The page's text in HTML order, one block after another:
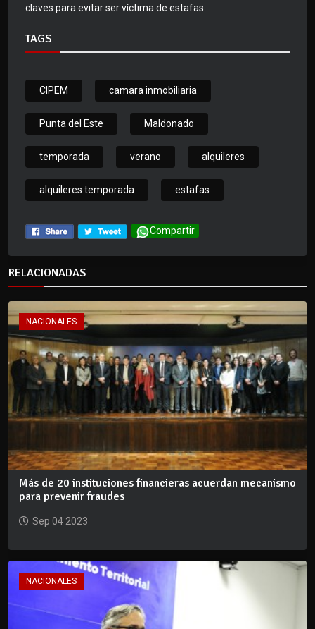
claves para evitar ser víctima de estafas.
TAGS
CIPEM camara inmobiliaria
Punta del Este Maldonado
temporada verano alquileres
alquileres temporada estafas
Compartir
RELACIONADAS
NACIONALES
Más de 20 instituciones financieras acuerdan mecanismo
para prevenir fraudes
Sep 04 2023
NACIONALES